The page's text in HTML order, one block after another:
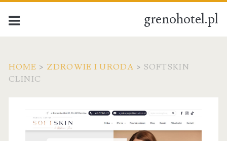
grenohotel.pl
HOME > ZDROWIE I URODA > SOFTSKIN
CLINIC